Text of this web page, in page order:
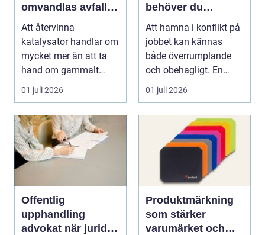
omvandlas avfall
till värdefulla
resurser
Att återvinna
katalysator handlar om
mycket mer än att ta
hand om gammalt
skrot. I varje
katalysator...
01 juli 2026
behöver du
professionell hjälp
i arbetslivet?
Att hamna i konflikt på
jobbet kan kännas
både överrumplande
och obehagligt. En
anställning påverkar...
01 juli 2026
Offentlig
upphandling
advokat när juridik
Produktmärkning
som stärker
varumärket och